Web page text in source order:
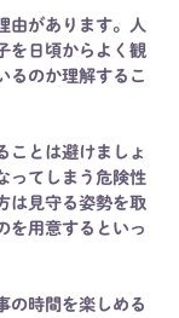
由があります。人
を日頃からよく観
るのか理解するこ
ことは避けましょ
ってしまう危険性
は見守る姿勢を取
を用意するといっ
の時間を楽しめる